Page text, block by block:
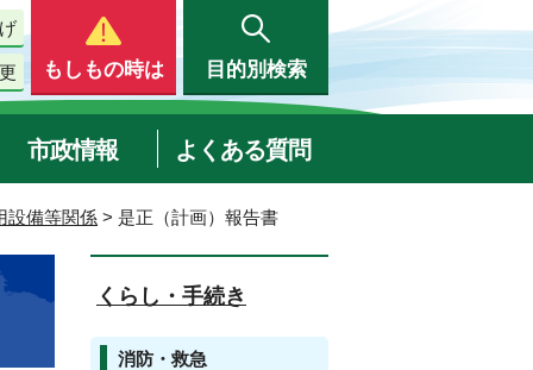
もしもの時は 目的別検索
市政情報 よくある質問
設備等関係 > 是正（計画）報告書
くらし・手続き
消防・救急